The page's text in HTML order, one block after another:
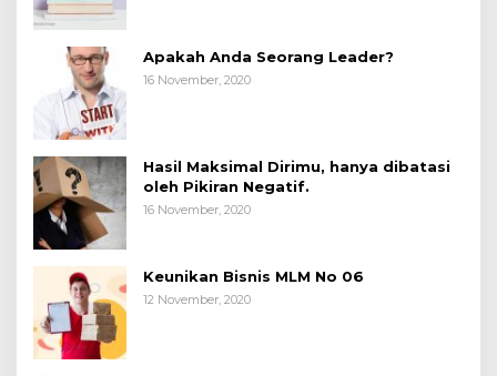
Apakah Anda Seorang Leader?
16 November, 2020
Hasil Maksimal Dirimu, hanya dibatasi
oleh Pikiran Negatif.
16 November, 2020
Keunikan Bisnis MLM No 06
12 November, 2020